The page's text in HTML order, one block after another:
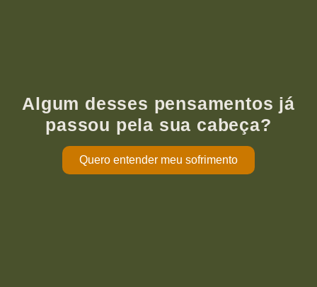
Algum desses pensamentos já
passou pela sua cabeça?
Quero entender meu sofrimento